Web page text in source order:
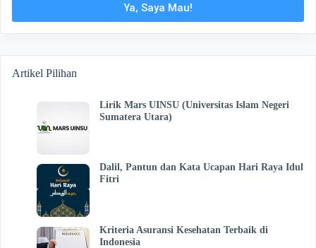
Ya, Saya Mau!
Artikel Pilihan
Lirik Mars UINSU (Universitas Islam Negeri
Sumatera Utara)
Dalil, Pantun dan Kata Ucapan Hari Raya Idul
Fitri
Kriteria Asuransi Kesehatan Terbaik di
Indonesia